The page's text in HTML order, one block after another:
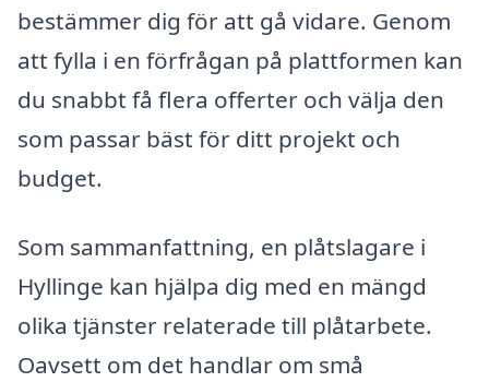
bestämmer dig för att gå vidare. Genom
att fylla i en förfrågan på plattformen kan
du snabbt få flera offerter och välja den
som passar bäst för ditt projekt och
budget.
Som sammanfattning, en plåtslagare i
Hyllinge kan hjälpa dig med en mängd
olika tjänster relaterade till plåtarbete.
Oavsett om det handlar om små